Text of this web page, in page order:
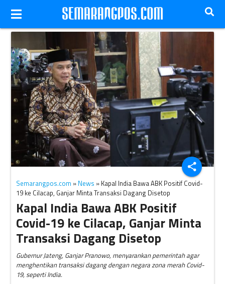
share
Semarangpos.com » News » Kapal India Bawa ABK Positif Covid-
19 ke Cilacap, Ganjar Minta Transaksi Dagang Disetop
Kapal India Bawa ABK Positif
Covid-19 ke Cilacap, Ganjar Minta
Transaksi Dagang Disetop
Gubernur Jateng, Ganjar Pranowo, menyarankan pemerintah agar
menghentikan transaksi dagang dengan negara zona merah Covid-
19, seperti India.